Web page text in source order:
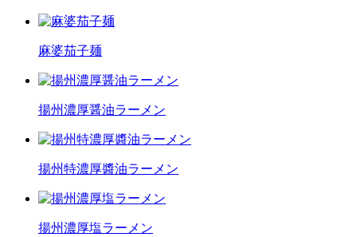
麻婆茄子麺
揚州濃厚醤油ラーメン
揚州特濃厚醬油ラーメン
揚州濃厚塩ラーメン